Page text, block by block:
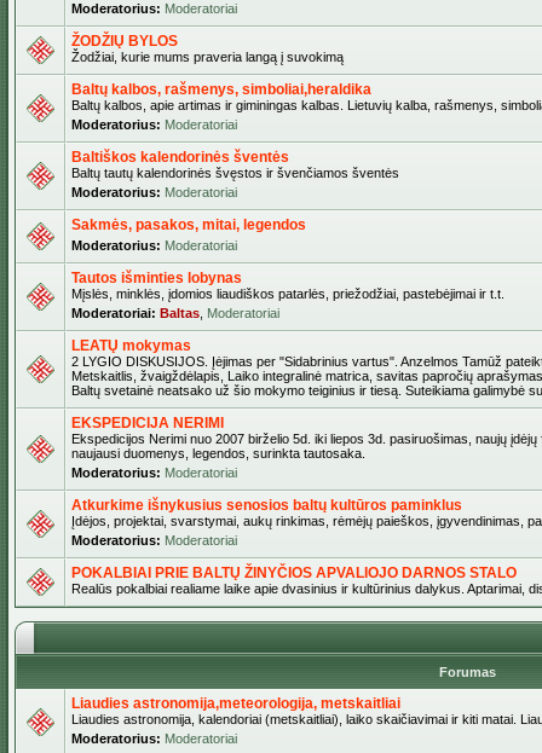
Moderatorius: Moderatoriai
ŽODŽIŲ BYLOS
Žodžiai, kurie mums praveria langą į suvokimą
Baltų kalbos, rašmenys, simboliai,heraldika
Baltų kalbos, apie artimas ir giminingas kalbas. Lietuvių kalba, rašmenys,
Moderatorius: Moderatoriai
Baltiškos kalendorinės šventės
Baltų tautų kalendorinės švęstos ir švenčiamos šventės
Moderatorius: Moderatoriai
Sakmės, pasakos, mitai, legendos
Moderatorius: Moderatoriai
Tautos išminties lobynas
Mįslės, minklės, įdomios liaudiškos patarlės, priežodžiai, pastebėjimai ir t.t.
Moderatoriai: Baltas Moderatoriai
LEATŲ mokymas
2 LYGIO DISKUSIJOS. Įėjimas per "Sidabrinius vartus". Anzelmos Tamūž
Metskaitlis, žvaigždėlapis, Laiko integralinė matrica, savitas papročių
Baltų svetainė neatsako už šio mokymo teiginius ir tiesą. Suteikiama galimybė
EKSPEDICIJA NERIMI
Ekspedicijos Nerimi nuo 2007 birželio 5d. iki liepos 3d. pasiruošimas, naujų
naujausi duomenys, legendos, surinkta tautosaka.
Moderatorius: Moderatoriai
Atkurkime išnykusius senosios baltų kultūros paminklus
Įdėjos, projektai, svarstymai, aukų rinkimas, rėmėjų paieškos, įgyvendinimas,
Moderatorius: Moderatoriai
POKALBIAI PRIE BALTŲ ŽINYČIOS APVALIOJO DARNOS STALO
Realūs pokalbiai realiame laike apie dvasinius ir kultūrinius dalykus. Aptarimai,
Forumas
Liaudies astronomija,meteorologija, metskaitliai
Liaudies astronomija, kalendoriai (metskaitliai), laiko skaičiavimai ir kiti matai.
Moderatorius: Moderatoriai